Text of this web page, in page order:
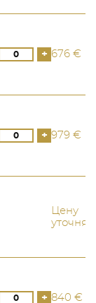
+ 676 €
+ 979 €
Цену
+ 840 €